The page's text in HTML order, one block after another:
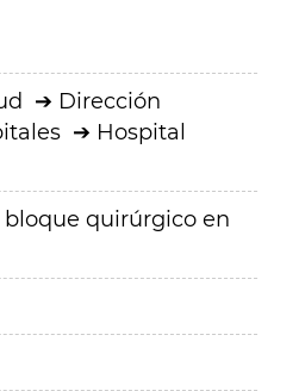
Dirección
Hospital
quirúrgico en